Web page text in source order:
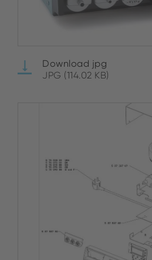
Download jpg
JPG (114.02 KB)